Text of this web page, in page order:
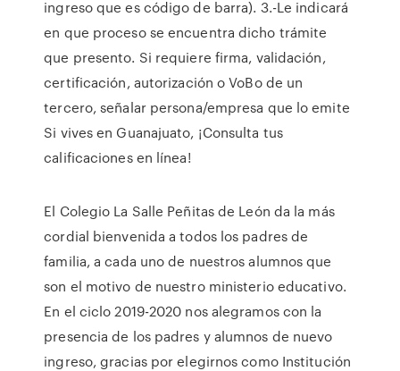
ingreso que es código de barra). 3.-Le indicará
en que proceso se encuentra dicho trámite
que presento. Si requiere firma, validación,
certificación, autorización o VoBo de un
tercero, señalar persona/empresa que lo emite
Si vives en Guanajuato, ¡Consulta tus
calificaciones en línea!
El Colegio La Salle Peñitas de León da la más
cordial bienvenida a todos los padres de
familia, a cada uno de nuestros alumnos que
son el motivo de nuestro ministerio educativo.
En el ciclo 2019-2020 nos alegramos con la
presencia de los padres y alumnos de nuevo
ingreso, gracias por elegirnos como Institución